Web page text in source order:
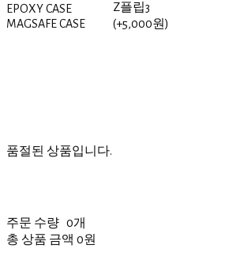
EPOXY CASE
MAGSAFE CASE
Z플립3
(+5,000원)
품절된 상품입니다.
주문 수량 0개
총 상품 금액 0원